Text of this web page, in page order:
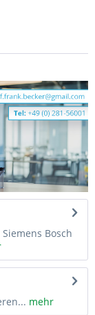
Bosch
mehr